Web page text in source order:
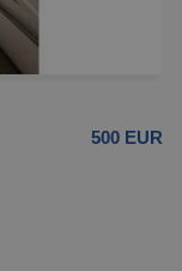
500 EUR